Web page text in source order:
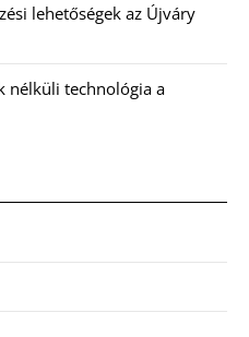
lehetőségek az Újváry
nélküli technológia a